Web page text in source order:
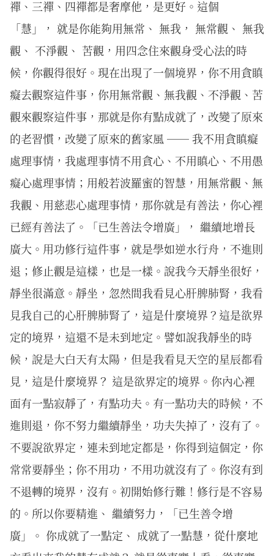
禪、三禪、四禪都是奢摩他，是更好。這個
「慧」， 就是你能夠用無常、 無我， 無常觀、 無我
觀、 不淨觀、 苦觀，用四念住來觀身受心法的時
候，你觀得很好。現在出現了一個境界，你不用貪瞋
癡去觀察這件事，你用無常觀、無我觀、不淨觀、苦
觀來觀察這件事，那就是你有點成就了，改變了原來
的老習慣，改變了原來的舊家風 ── 我不用貪瞋癡
處理事情，我處理事情不用貪心、不用瞋心、不用愚
癡心處理事情；用般若波羅蜜的智慧，用無常觀、無
我觀、用慈悲心處理事情，那你就是有善法，你心裡
已經有善法了。「已生善法令增廣」， 繼續地增長
廣大。用功修行這件事，就是學如逆水行舟，不進則
退；修止觀是這樣，也是一樣。說我今天靜坐很好，
靜坐很滿意。靜坐，忽然間我看見心肝脾肺腎，我看
見我自己的心肝脾肺腎了，這是什麼境界？這是欲界
定的境界，這還不是未到地定。譬如說我靜坐的時
候，說是大白天有太陽，但是我看見天空的星辰都看
見，這是什麼境界？ 這是欲界定的境界。你內心裡
面有一點寂靜了，有點功夫。有一點功夫的時候，不
進則退，你不努力繼續靜坐，功夫失掉了，沒有了。
不要說欲界定，連未到地定都是，你得到這個定，你
常常要靜坐；你不用功，不用功就沒有了。你沒有到
不退轉的境界，沒有。初開始修行難！修行是不容易
的。所以你要精進、 繼續努力，「已生善令增
廣」。 你成就了一點定、 成就了一點慧，從什麼地